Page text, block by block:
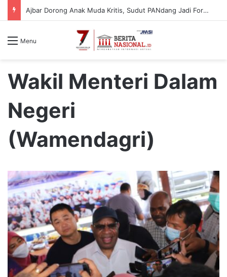
Ajbar Dorong Anak Muda Kritis, Sudut PANdang Jadi Forum Bedah Data Pembangunan Sulbar
Menu
Wakil Menteri Dalam
Negeri
(Wamendagri)